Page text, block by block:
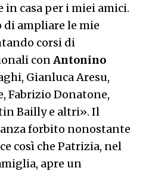
casa per i miei amici.
di ampliare le mie
corsi di
conAntonino
Gianluca Aresu,
Fabrizio Donatone,
Bailly e altri». Il
forbito nonostante
così che Patrizia, nel
apre un